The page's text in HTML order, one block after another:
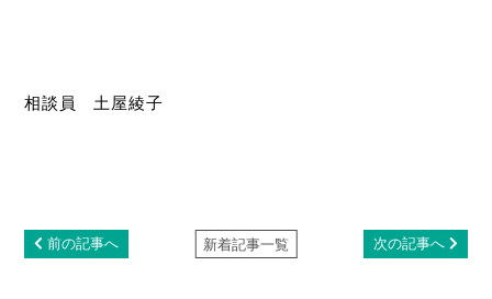
相談員 土屋綾子
前の記事へ 次の記事へ
新着記事一覧